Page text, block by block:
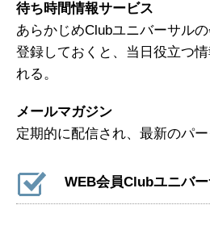
待ち時間情報サービス
あらかじめClubユニバーサル
登録しておくと、当日役立つ
れる。
メールマガジン
定期的に配信され、最新のパー
WEB会員Clubユニバー